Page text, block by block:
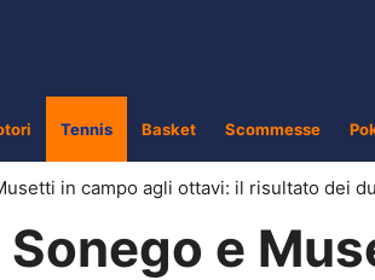
Tennis Basket Scommesse
in campo agli ottavi: il risultato dei
e